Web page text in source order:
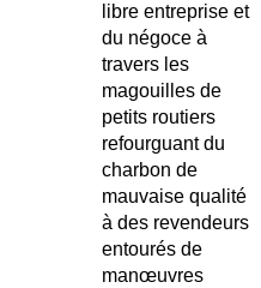
libre entreprise et
du négoce à
travers les
magouilles de
petits routiers
refourguant du
charbon de
mauvaise qualité
à des revendeurs
entourés de
manœuvres